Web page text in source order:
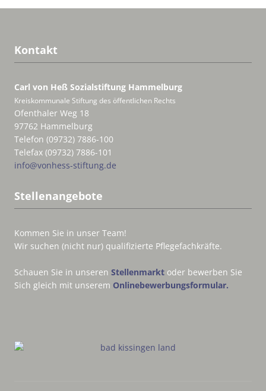
Kontakt
Carl von Heß Sozialstiftung Hammelburg
Kreiskommunale Stiftung des öffentlichen Rechts
Ofenthaler Weg 18
97762 Hammelburg
Telefon (09732) 7886-100
Telefax (09732) 7886-101
info@vonhess-stiftung.de
Stellenangebote
Kommen Sie in unser Team!
Wir suchen (nicht nur) qualifizierte Pflegefachkräfte.
Schauen Sie in unseren Stellenmarkt oder bewerben Sie
Sich gleich mit unserem Onlinebewerbungsformular.